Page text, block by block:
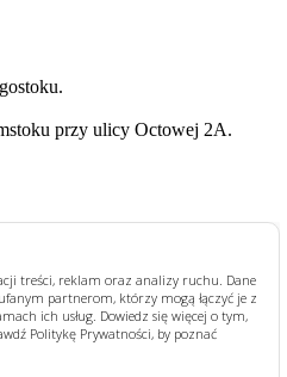
treści, reklam oraz analizy ruchu. Dane
partnerom, którzy mogą łączyć je z
ich usług. Dowiedz się więcej o tym,
Politykę Prywatności, by poznać
przy ulicy Octowej 2A.
woda, olej, sól